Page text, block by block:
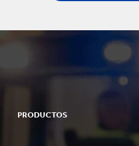
PRODUCTOS